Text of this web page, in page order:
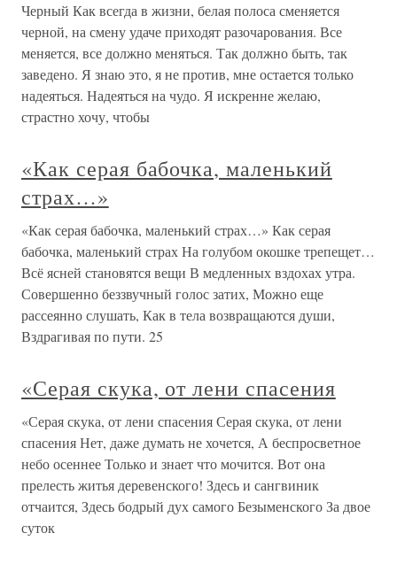
Черный Как всегда в жизни, белая полоса сменяется
черной, на смену удаче приходят разочарования. Все
меняется, все должно меняться. Так должно быть, так
заведено. Я знаю это, я не против, мне остается только
надеяться. Надеяться на чудо. Я искренне желаю,
страстно хочу, чтобы
«Как серая бабочка, маленький
страх…»
«Как серая бабочка, маленький страх…» Как серая
бабочка, маленький страх На голубом окошке трепещет…
Всё ясней становятся вещи В медленных вздохах утра.
Совершенно беззвучный голос затих, Можно еще
рассеянно слушать, Как в тела возвращаются души,
Вздрагивая по пути. 25
«Серая скука, от лени спасения
«Серая скука, от лени спасения Серая скука, от лени
спасения Нет, даже думать не хочется, А беспросветное
небо осеннее Только и знает что мочится. Вот она
прелесть житья деревенского! Здесь и сангвиник
отчаится, Здесь бодрый дух самого Безыменского За двое
суток